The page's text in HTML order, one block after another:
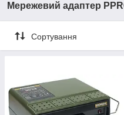
Мережевий адаптер
Сортування